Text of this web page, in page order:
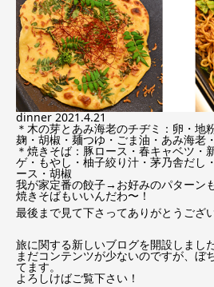
dinner 2021.4.21
＊木の芽とあみ海老のチヂミ：卵・地
麹・胡椒・麺つゆ・ごま油・あみ海老
＊焼きそば：豚ロース・春キャベツ・
ゲ・もやし・柚子絞り汁・茅乃舎だし
ース・胡椒
我が家定番の餃子→お好みのパターン
焼きそばもいいんだわ〜！
最後まで見て下さってありがとうござ
旅に関する新しいブログを開設しました
まだコンテンツが少ないのですが、ぼ
てます。
よろしけばご覧下さい！